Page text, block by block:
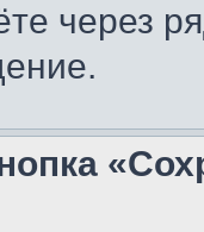
через